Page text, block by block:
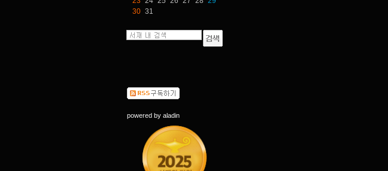
30 31
powered by aladin